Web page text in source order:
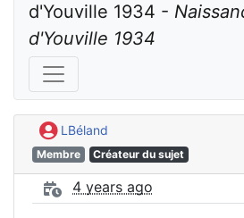
d'Youville 1934 -
d'Youville 1934
LBéland
Membre Créateur du sujet
4 years ago